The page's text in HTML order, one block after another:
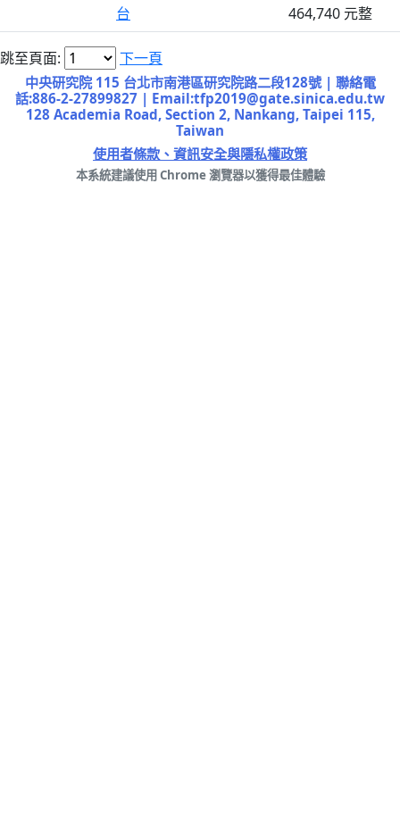
台
464,740 元整
跳至頁面: 下一頁
中央研究院 115 台北市南港區研究院路二段128號 | 聯絡電
話:886-2-27899827 | Email:tfp2019@gate.sinica.edu.tw
128 Academia Road, Section 2, Nankang, Taipei 115,
Taiwan
使用者條款、資訊安全與隱私權政策
本系統建議使用 Chrome 瀏覽器以獲得最佳體驗